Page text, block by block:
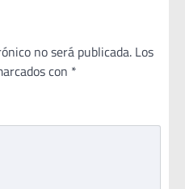
no será publicada. Los
con *